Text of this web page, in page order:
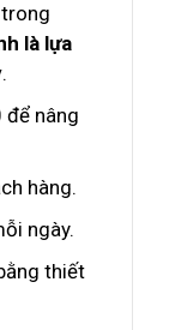
là lựa
.
để nâng
hàng.
ngày.
thiết